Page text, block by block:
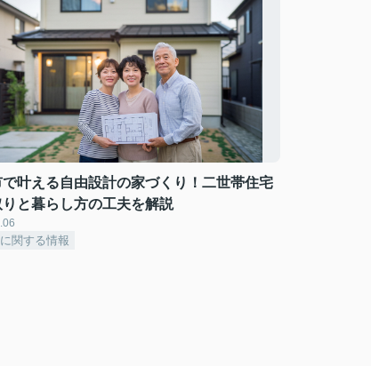
叶える自由設計の家づくり！二世帯住宅
と暮らし方の工夫を解説
関する情報